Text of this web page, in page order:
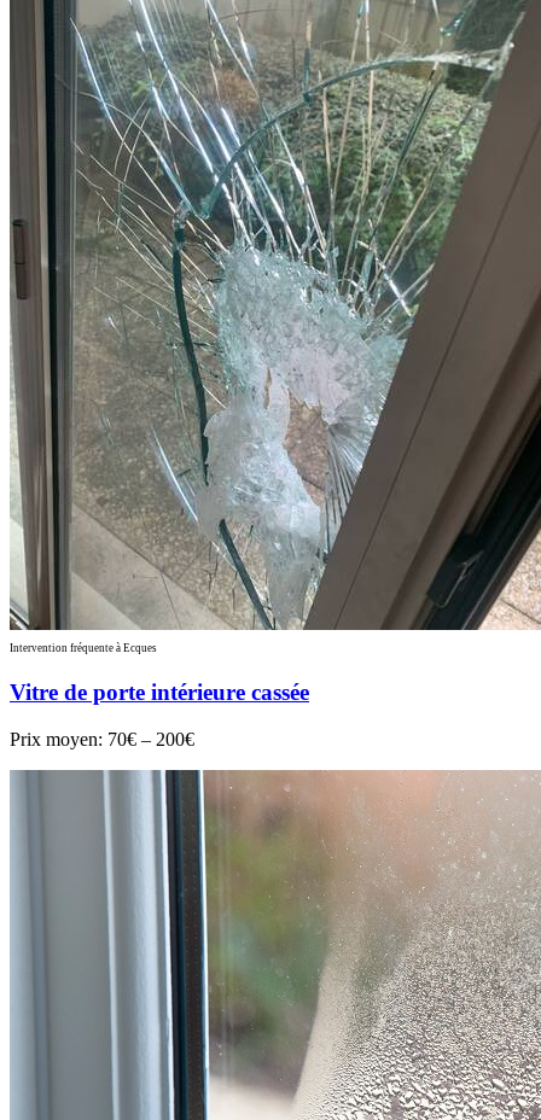
Intervention fréquente à Ecques
Vitre de porte intérieure cassée
Prix moyen: 70€ – 200€